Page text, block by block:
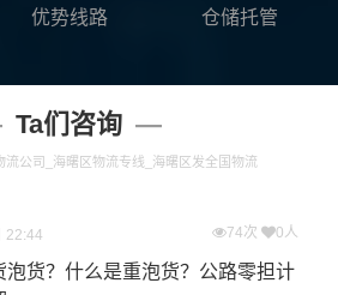
优势线路 仓储托管
Ta们咨询
流公司_海曙区物流专线_海曙区发全国物流
22:44 74次 0人
泡货？什么是重泡货？公路零担计